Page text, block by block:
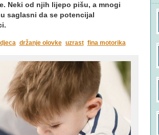
Neki od njih lijepo pišu, a mnogi
saglasni da se potencijal
djeca držanje olovke uzrast fina motorika